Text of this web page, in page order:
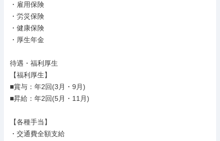
・雇用保険
・労災保険
・健康保険
・厚生年金
待遇・福利厚生
【福利厚生】
■賞与：年2回(3月・9月)
■昇給：年2回(5月・11月)
【各種手当】
・交通費全額支給